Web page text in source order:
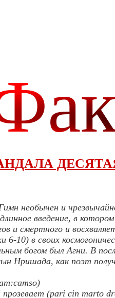
необычен и
введение, в
и смертного и
6-10) в своих
богом был Агни. В
Нришада, как поэт
(pari cin marto